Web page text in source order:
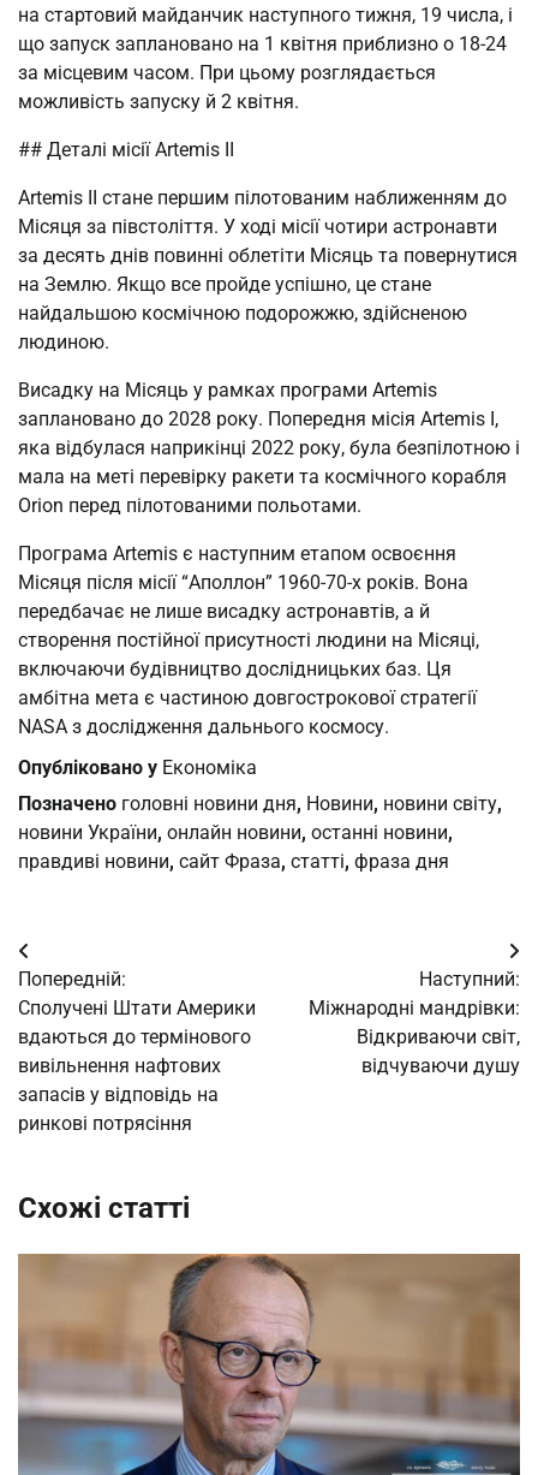
на стартовий майданчик наступного тижня, 19 числа, і
що запуск заплановано на 1 квітня приблизно о 18-24
за місцевим часом. При цьому розглядається
можливість запуску й 2 квітня.
## Деталі місії Artemis II
Artemis II стане першим пілотованим наближенням до
Місяця за півстоліття. У ході місії чотири астронавти
за десять днів повинні облетіти Місяць та повернутися
на Землю. Якщо все пройде успішно, це стане
найдальшою космічною подорожжю, здійсненою
людиною.
Висадку на Місяць у рамках програми Artemis
заплановано до 2028 року. Попередня місія Artemis I,
яка відбулася наприкінці 2022 року, була безпілотною і
мала на меті перевірку ракети та космічного корабля
Orion перед пілотованими польотами.
Програма Artemis є наступним етапом освоєння
Місяця після місії “Аполлон” 1960-70-х років. Вона
передбачає не лише висадку астронавтів, а й
створення постійної присутності людини на Місяці,
включаючи будівництво дослідницьких баз. Ця
амбітна мета є частиною довгострокової стратегії
NASA з дослідження дальнього космосу.
Опубліковано у Економіка
Позначено головні новини дня, Новини, новини світу,
новини України, онлайн новини, останні новини,
правдиві новини, сайт Фраза, статті, фраза дня
Навігація
записів
Попередній:
Сполучені Штати Америки
вдаються до термінового
вивільнення нафтових
запасів у відповідь на
ринкові потрясіння
Наступний:
Міжнародні мандрівки:
Відкриваючи світ,
відчуваючи душу
Схожі статті